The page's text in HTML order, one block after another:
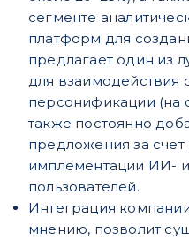
сегменте
платформ для
предлагает один из
для взаимодействия
персонификации (на
также постоянно
предложения за
имплементации ИИ-
пользователей.
Интеграция
мнению, позволит